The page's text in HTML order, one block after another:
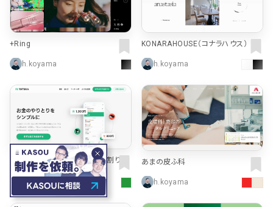
+Ring
h.koyama
KONARAHOUSE（コナラハウス）
h.koyama
TATEKA（タテカ）｜立て替え、割り
勘、精算の記録・計算アプリ
h.koyama
あまの皮ふ科
h.koyama